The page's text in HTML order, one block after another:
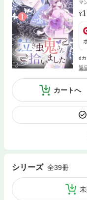
マ
d
返
カートへ
シリーズ 全39冊